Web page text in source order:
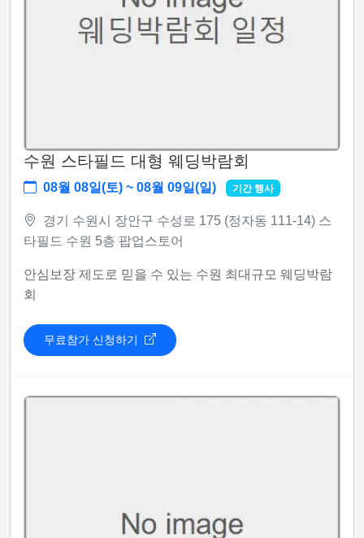
수원 스타필드 대형 웨딩박람회
08월 08일(토) ~ 08월 09일(일) 기간 행사
경기 수원시 장안구 수성로 175 (정자동 111-14) 스
타필드 수원 5층 팝업스토어
안심보장 제도로 믿을 수 있는 수원 최대규모 웨딩박람
회
무료참가 신청하기